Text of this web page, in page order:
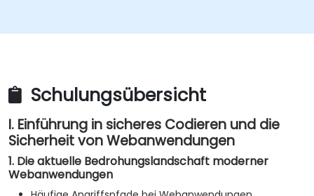
Schulungsübersicht
I. Einführung in sicheres Codieren und die
Sicherheit von Webanwendungen
1. Die aktuelle Bedrohungslandschaft moderner
Webanwendungen